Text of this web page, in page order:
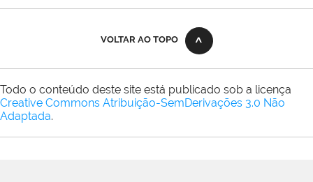
VOLTAR AO TOPO
Todo o conteúdo deste site está publicado sob a licença
Creative Commons Atribuição-SemDerivações 3.0 Não
Adaptada.